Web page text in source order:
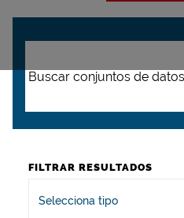
FILTRAR RESULTADOS
Selecciona tipo